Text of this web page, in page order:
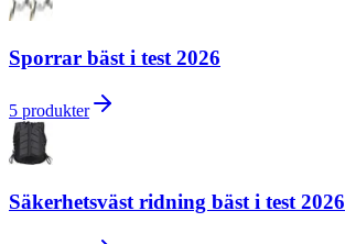
Sporrar bäst i test 2026
5 produkter
Säkerhetsväst ridning bäst i test 2026